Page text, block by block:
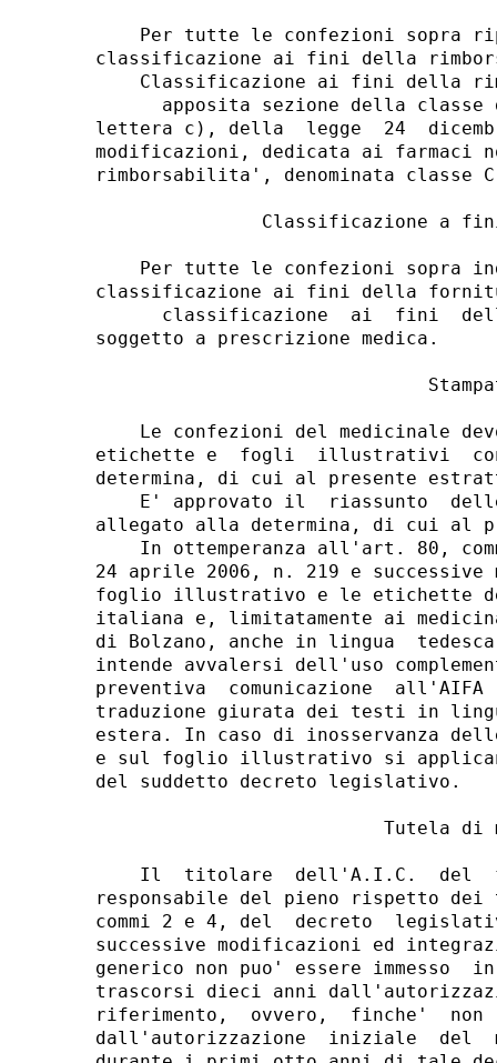
Per tutte le confezioni sopra
classificazione ai fini della
Classificazione ai fini della
apposita sezione della classe
lettera c), della  legge  24
modificazioni, dedicata ai
rimborsabilita', denominata classe
Classificazione a
Per tutte le confezioni sopra
classificazione ai fini della
classificazione  ai  fini
soggetto a prescrizione medica.
Le confezioni del medicinale
etichette e  fogli  illustrativi
determina, di cui al presente
E' approvato il  riassunto
allegato alla determina, di cui al
In ottemperanza all'art. 80,
24 aprile 2006, n. 219 e
foglio illustrativo e le etichette
italiana e, limitatamente ai
di Bolzano, anche in lingua
intende avvalersi dell'uso
preventiva  comunicazione
traduzione giurata dei testi in
estera. In caso di inosservanza
e sul foglio illustrativo si
del suddetto decreto legislativo.
Tutela
Il  titolare  dell'A.I.C.  del
responsabile del pieno rispetto
commi 2 e 4, del  decreto
successive modificazioni ed
generico non puo' essere immesso
trascorsi dieci anni
riferimento,  ovvero,  finche'
dall'autorizzazione  iniziale  del